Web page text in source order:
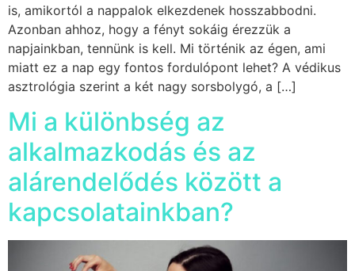
is, amikortól a nappalok elkezdenek hosszabbodni.
Azonban ahhoz, hogy a fényt sokáig érezzük a
napjainkban, tennünk is kell. Mi történik az égen, ami
miatt ez a nap egy fontos fordulópont lehet? A védikus
asztrológia szerint a két nagy sorsbolygó, a […]
Mi a különbség az
alkalmazkodás és az
alárendelődés között a
kapcsolatainkban?